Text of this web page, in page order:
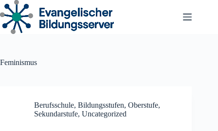
Zum
Inhalt
springen
Feminismus
Berufsschule, Bildungsstufen, Oberstufe,
Sekundarstufe, Uncategorized